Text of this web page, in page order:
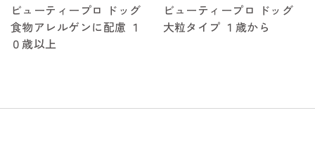
ビューティープロ ドッグ
食物アレルゲンに配慮 １
０歳以上
ビューティープロ ドッグ
大粒タイプ １歳から